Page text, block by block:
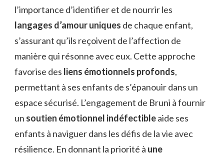
l’importance d’identifier et de nourrir les
langages d’amour uniques de chaque enfant,
s’assurant qu’ils reçoivent de l’affection de
manière qui résonne avec eux. Cette approche
favorise des liens émotionnels profonds,
permettant à ses enfants de s’épanouir dans un
espace sécurisé. L’engagement de Bruni à fournir
un soutien émotionnel indéfectibleaide ses
enfants à naviguer dans les défis de la vie avec
résilience. En donnant la priorité à une